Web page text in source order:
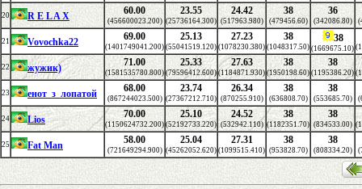
20 R E L A X 60.00
(456600023.200)
23.55
(25736164.300)
24.42
(517963.980)
38
(479456.60)
36
(342086.80)
21 Vovochka22 69.00
(1401749041.200)
25.13
(55041519.120)
27.23
(1078230.380)
38
(1048317.50)
38
(1669675.10)
22 жужик) 71.00
(1581535780.800)
25.33
(79596412.600)
27.63
(1184871.930)
38
(1950198.60)
38
(1195386.20)
23 енот_з_лопатой 68.00
(867244023.500)
23.74
(27367212.710)
26.34
(870255.910)
38
(636808.70)
38
(553685.70)
24 Lios 70.00
(1150624732.200)
25.10
(52192733.220)
24.52
(532942.110)
38
(1182351.70)
38
(834533.00)
25 Fat Man 58.00
(721649294.900)
25.04
(45262052.620)
27.31
(1099515.410)
38
(953828.70)
38
(808334.20)